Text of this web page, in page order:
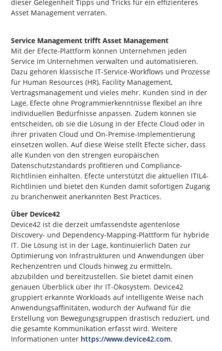
dieser Gelegenheit Tipps und Tricks für ein effizienteres
Asset Management verraten.
Service Management trifft Asset Management
Mit der Efecte-Plattform können Unternehmen jeden
Service im Unternehmen verwalten und automatisieren.
Dazu gehören klassische IT-Service-Workflows und Prozesse
für Human Resources (HR), Facility Management,
Vertragsmanagement und vieles mehr. Kunden sind in der
Lage, Efecte ohne Programmierkenntnisse flexibel an ihre
individuellen Bedürfnisse anpassen. Zudem können sie
entscheiden, ob sie die Lösung in der Efecte Cloud oder in
ihrer privaten Cloud und On-Premise-Implementierung
einsetzen wollen. Auf diese Weise stellt Efecte sicher, dass
alle Kunden von den strengen europäischen
Datenschutzstandards profitieren und Compliance-
Richtlinien einhalten. Efecte unterstützt die aktuellen ITIL4-
Richtlinien und bietet den Kunden damit sofortigen Zugang
zu branchenweit anerkannten Best Practices.
Über Device42
Device42 ist die derzeit umfassendste agentenlose
Discovery- und Dependency-Mapping-Plattform für hybride
IT. Die Lösung ist in der Lage, kontinuierlich Daten zur
Optimierung von Infrastrukturen und Anwendungen über
Rechenzentren und Clouds hinweg zu ermitteln,
abzubilden und bereitzustellen. Sie bietet damit einen
genauen Überblick über Ihr IT-Ökosystem. Device42
gruppiert erkannte Workloads auf intelligente Weise nach
Anwendungsaffinitäten, wodurch der Aufwand für die
Erstellung von Bewegungsgruppen drastisch reduziert, und
die gesamte Kommunikation erfasst wird. Weitere
Informationen unter https://www.device42.com.